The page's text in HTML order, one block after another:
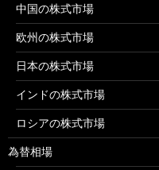
中国の株式市場
欧州の株式市場
日本の株式市場
インドの株式市場
ロシアの株式市場
為替相場